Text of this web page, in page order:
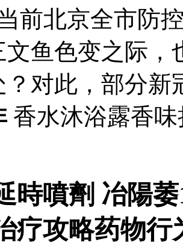
前北京全市防
文鱼色变之际
？对此，部分新
香水沐浴露香
時噴劑 冶陽
疗攻略药物